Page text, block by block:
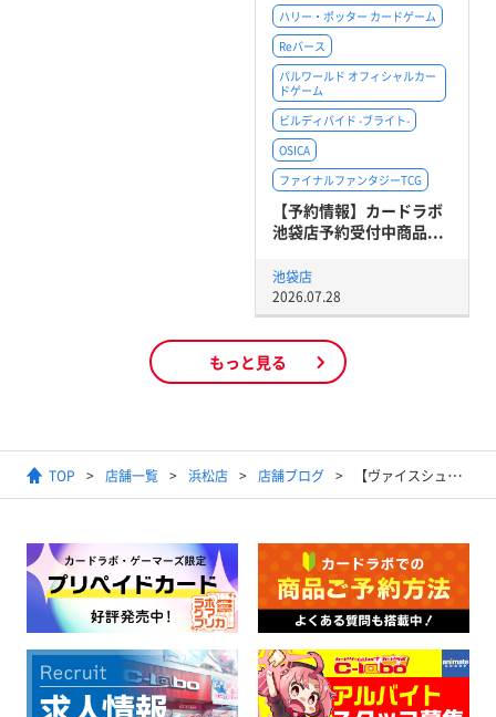
ハリー・ポッター カードゲーム
Reバース
パルワールド オフィシャルカー
ドゲーム
ビルディバイド -ブライト-
OSICA
ファイナルファンタジーTCG
【予約情報】カードラボ
池袋店予約受付中商品...
池袋店
2026.07.28
もっと見る
TOP 店舗一覧 浜松店 店舗ブログ 【ヴァイスシュヴァルツブラウ】予約受付開始しました～♪